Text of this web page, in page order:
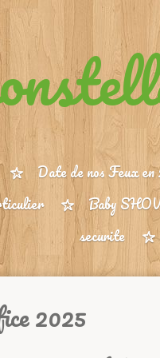
Date de nos Feux en
Baby
securite
2025